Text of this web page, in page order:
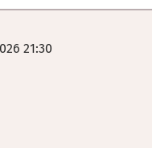
21:30